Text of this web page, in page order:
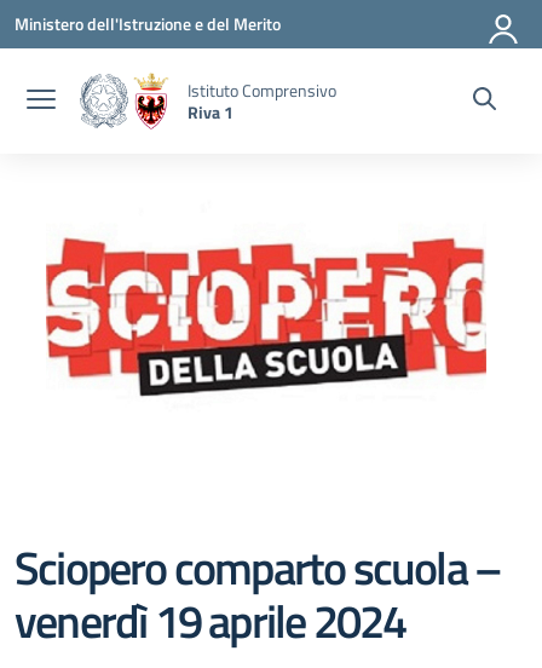
Vai ai contenuti
Vai al menu di navigazione
Vai al footer
Ministero dell'Istruzione e del Merito
Istituto Comprensivo
Riva 1
Sciopero comparto scuola –
venerdì 19 aprile 2024